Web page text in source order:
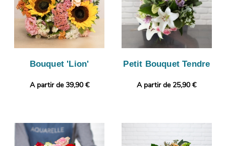
Bouquet 'Lion'
A partir de 39,90 €
Petit Bouquet Tendre
A partir de 25,90 €